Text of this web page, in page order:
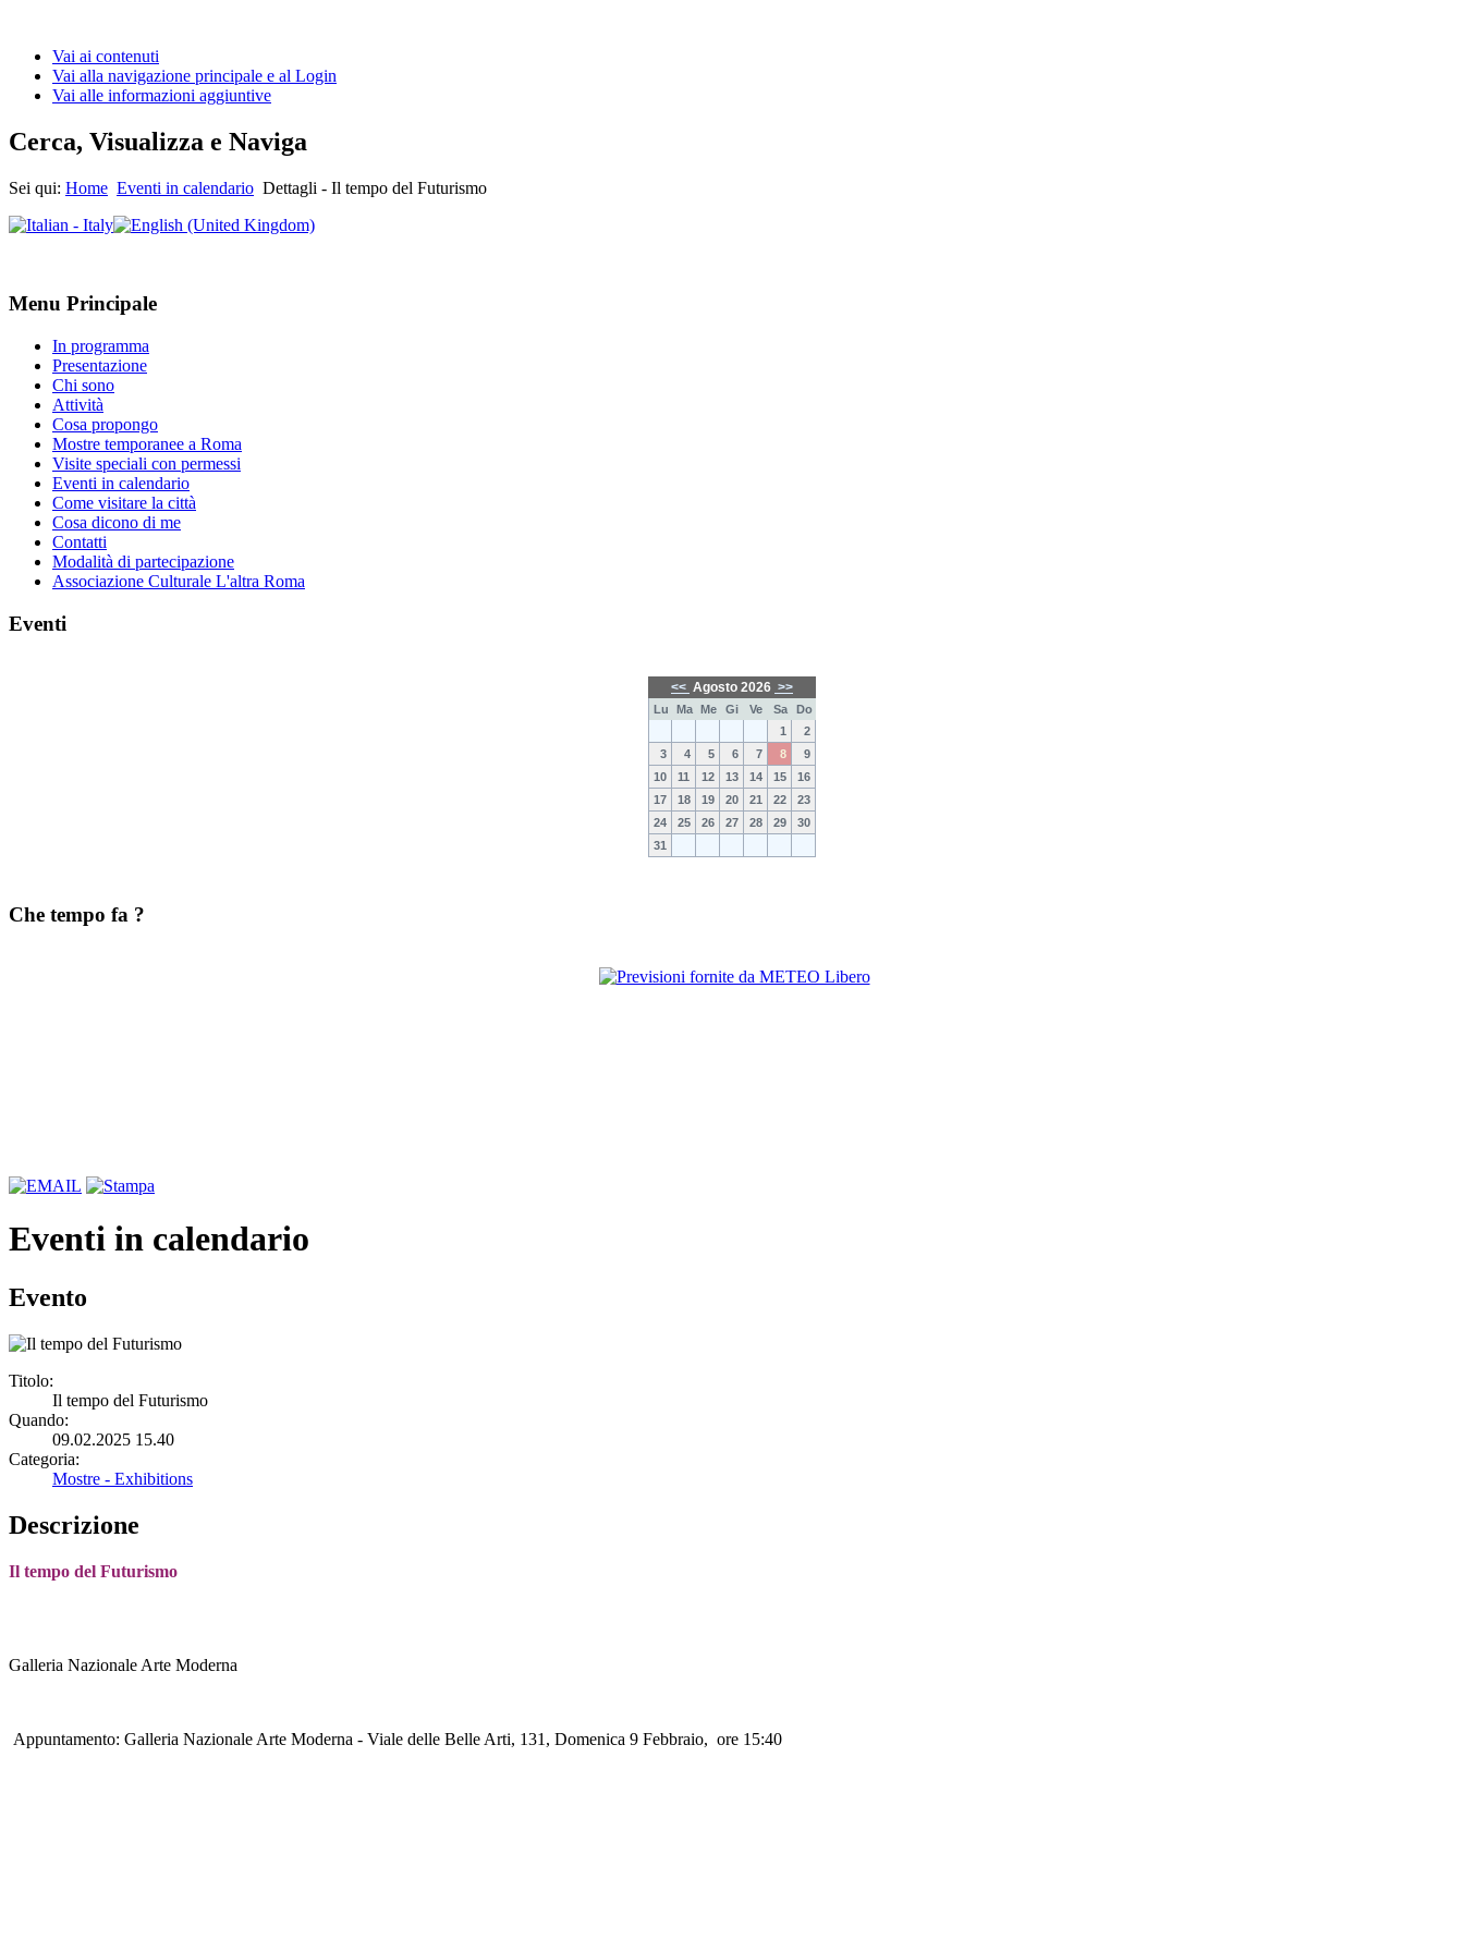
Vai ai contenuti
Vai alla navigazione principale e al Login
Vai alle informazioni aggiuntive
Cerca, Visualizza e Naviga
Sei qui: Home Eventi in calendario Dettagli - Il tempo del Futurismo
Menu Principale
In programma
Presentazione
Chi sono
Attività
Cosa propongo
Mostre temporanee a Roma
Visite speciali con permessi
Eventi in calendario
Come visitare la città
Cosa dicono di me
Contatti
Modalità di partecipazione
Associazione Culturale L'altra Roma
Eventi
<< Agosto 2026 >>
Lu Ma Me Gi Ve Sa
Do
1
2
3
4 5 6 7 8
9
10
11 12 13 14 15
16
17
18 19 20 21 22
23
24
25 26 27 28 29
30
31
Che tempo fa ?
Eventi in calendario
Evento
Titolo:
Il tempo del Futurismo
Quando:
09.02.2025 15.40
Categoria:
Mostre - Exhibitions
Descrizione
Il tempo del Futurismo
Galleria Nazionale Arte Moderna
Appuntamento: Galleria Nazionale Arte Moderna - Viale delle Belle Arti, 131, Domenica 9 Febbraio, ore 15:40